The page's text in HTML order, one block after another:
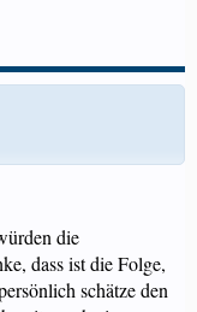
die
dass ist die Folge,
schätze den